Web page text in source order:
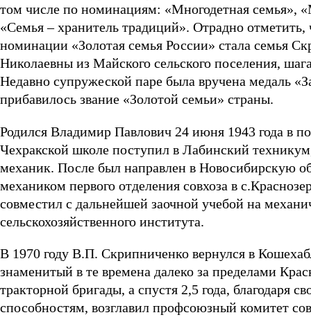
том числе по номинациям: «Многодетная семья»,
«Семья – хранитель традиций». Отрадно
номинации «Золотая семья России» стала семья
Николаевны из Майского сельского поселения,
Недавно супружеской паре была вручена медаль
прибавилось звание «Золотой семьи» страны.
Родился Владимир Павлович 24 июня 1943 года в
Чехракской школе поступил в Лабинский
механик. После был направлен в Новосибирскую
механиком первого отделения совхоза в
совместил с дальнейшей заочной учебой на
сельскохозяйственного института.
В 1970 году В.П. Скрипниченко вернулся в
знаменитый в те времена далеко за пределами
тракторной бригады, а спустя 2,5 года, благодаря
способностям, возглавил профсоюзный комитет